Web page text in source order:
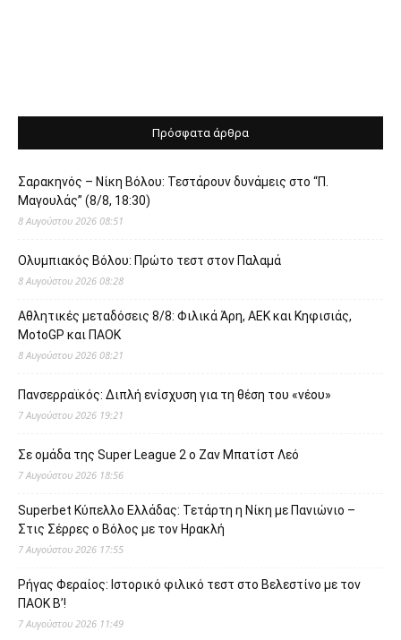
Πρόσφατα άρθρα
Σαρακηνός – Νίκη Βόλου: Τεστάρουν δυνάμεις στο “Π.
Μαγουλάς” (8/8, 18:30)
8 Αυγούστου 2026 08:51
Ολυμπιακός Βόλου: Πρώτο τεστ στον Παλαμά
8 Αυγούστου 2026 08:28
Αθλητικές μεταδόσεις 8/8: Φιλικά Άρη, ΑΕΚ και Κηφισιάς,
MotoGP και ΠΑΟΚ
8 Αυγούστου 2026 08:21
Πανσερραϊκός: Διπλή ενίσχυση για τη θέση του «νέου»
7 Αυγούστου 2026 19:21
Σε ομάδα της Super League 2 o Ζαν Μπατίστ Λεό
7 Αυγούστου 2026 18:56
Superbet Κύπελλο Ελλάδας: Τετάρτη η Νίκη με Πανιώνιο –
Στις Σέρρες ο Βόλος με τον Ηρακλή
7 Αυγούστου 2026 17:55
Ρήγας Φεραίος: Ιστορικό φιλικό τεστ στο Βελεστίνο με τον
ΠΑΟΚ Β’!
7 Αυγούστου 2026 11:49